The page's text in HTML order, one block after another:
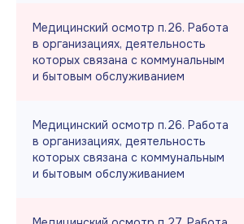
Медицинский осмотр п.26. Работа
в организациях, деятельность
которых связана с коммунальным
и бытовым обслуживанием
Медицинский осмотр п.26. Работа
в организациях, деятельность
которых связана с коммунальным
и бытовым обслуживанием